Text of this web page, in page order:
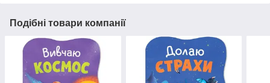
Подібні товари компанії